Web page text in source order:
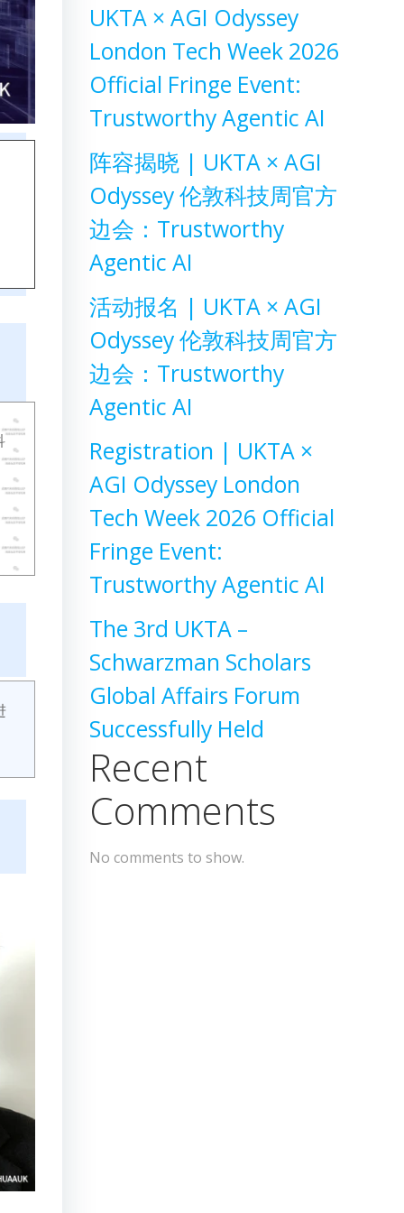
UKTA × AGI Odyssey
London Tech Week 2026
Official Fringe Event:
Trustworthy Agentic AI
阵容揭晓 | UKTA × AGI
Odyssey 伦敦科技周官方
边会：Trustworthy
Agentic AI
活动报名 | UKTA × AGI
Odyssey 伦敦科技周官方
边会：Trustworthy
Agentic AI
Registration | UKTA ×
AGI Odyssey London
Tech Week 2026 Official
Fringe Event:
Trustworthy Agentic AI
The 3rd UKTA –
Schwarzman Scholars
Global Affairs Forum
Successfully Held
Recent
Comments
No comments to show.